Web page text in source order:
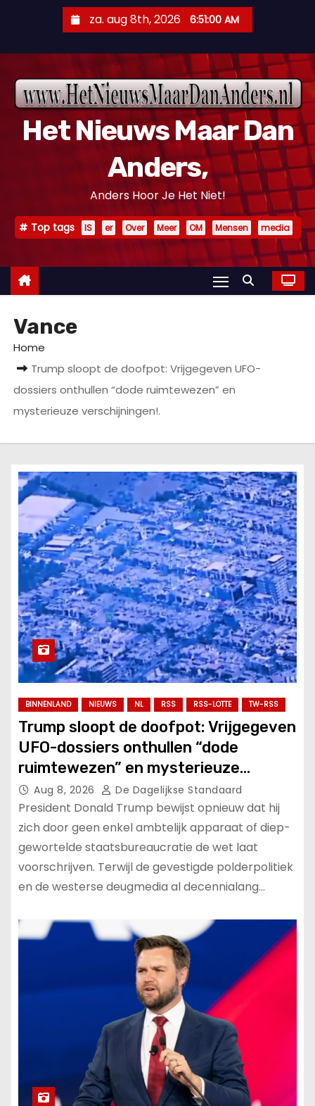
n
za. aug 8th, 2026 6:51:02 AM
Het Nieuws Maar Dan
Anders,
Anders Hoor Je Het Niet!
Top tags IS er Over Meer OM Mensen media
Vance
Home
Trump sloopt de doofpot: Vrijgegeven UFO-
dossiers onthullen “dode ruimtewezen” en
mysterieuze verschijningen!.
BINNENLAND NIEUWS NL RSS RSS-LOTTE TW-RSS
Trump sloopt de doofpot: Vrijgegeven
UFO-dossiers onthullen “dode
ruimtewezen” en mysterieuze
verschijningen!.
Aug 8, 2026 De Dagelijkse Standaard
President Donald Trump bewijst opnieuw dat hij
zich door geen enkel ambtelijk apparaat of diep-
gewortelde staatsbureaucratie de wet laat
voorschrijven. Terwijl de gevestigde polderpolitiek
en de westerse deugmedia al decennialang…